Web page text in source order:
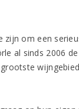
om een
al sinds 2006